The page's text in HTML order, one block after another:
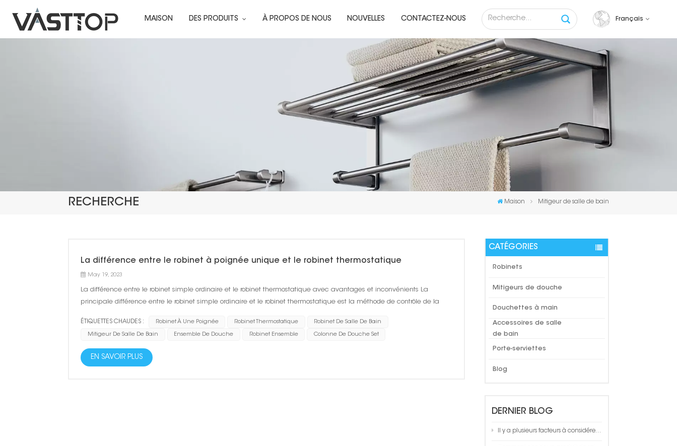
MAISON DES PRODUITS À PROPOS DE NOUS NOUVELLES CONTACTEZ-NOUS Français
English
français
русский
español
RECHERCHE Maison Mitigeur de salle de bain
CATÉGORIES
Robinets
Mitigeurs de douche
Douchettes à main
Accessoires de salle
de bain
Porte-serviettes
Blog
DERNIER BLOG
Il y a plusieurs facteurs à considérer lors du choix d'un porte-serviettes de salle de bain
La différence entre le robinet à poignée unique et le robinet thermostatique
May 19, 2023
La différence entre le robinet simple ordinaire et le robinet thermostatique avec avantages et inconvénients La
principale différence entre le robinet simple ordinaire et le robinet thermostatique est la méthode de contrôle de la
ÉTIQUETTES CHAUDES : Robinet À Une Poignée Robinet Thermostatique Robinet De Salle De Bain
Mitigeur De Salle De Bain Ensemble De Douche Robinet Ensemble Colonne De Douche Set
EN SAVOIR PLUS